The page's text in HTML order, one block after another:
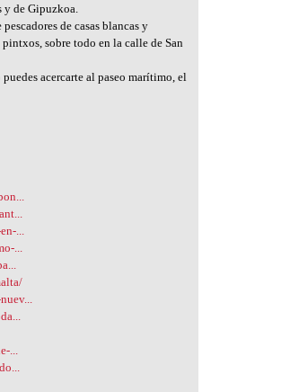
y de Gipuzkoa.
de casas blancas y
sobre todo en la calle de San
acercarte al paseo marítimo, el
...
...
...